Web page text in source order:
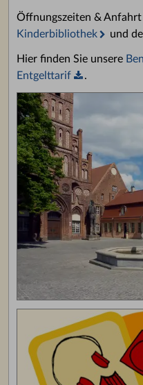
Öffnungszeiten & Anfahrt
Kinderbibliothek
und
Hier finden Sie unsere
Entgelttarif
.